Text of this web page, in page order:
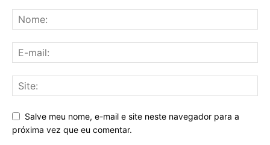
Salve meu nome, e-mail e site neste navegador para a
próxima vez que eu comentar.